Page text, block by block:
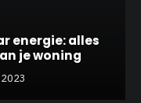
energie: alles
je woning